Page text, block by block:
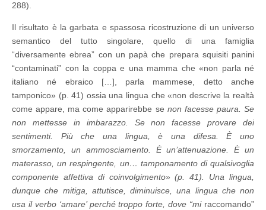
288).
Il risultato è la garbata e spassosa ricostruzione di un universo
semantico del tutto singolare, quello di una famiglia
“diversamente ebrea” con un papà che prepara squisiti panini
“contaminati” con la coppa e una mamma che «non parla né
italiano né ebraico […], parla mammese, detto anche
tamponico» (p. 41) ossia una lingua che «non descrive la realtà
come appare, ma come apparirebbe se non facesse paura. Se
non mettesse in imbarazzo. Se non facesse provare dei
sentimenti. Più che una lingua, è una difesa. È uno
smorzamento, un ammosciamento. È un’attenuazione. È un
materasso, un respingente, un… tamponamento di qualsivoglia
componente affettiva di coinvolgimento» (p. 41). Una lingua,
dunque che mitiga, attutisce, diminuisce, una lingua che non
usa il verbo ‘amare’ perché troppo forte, dove “miraccomando”